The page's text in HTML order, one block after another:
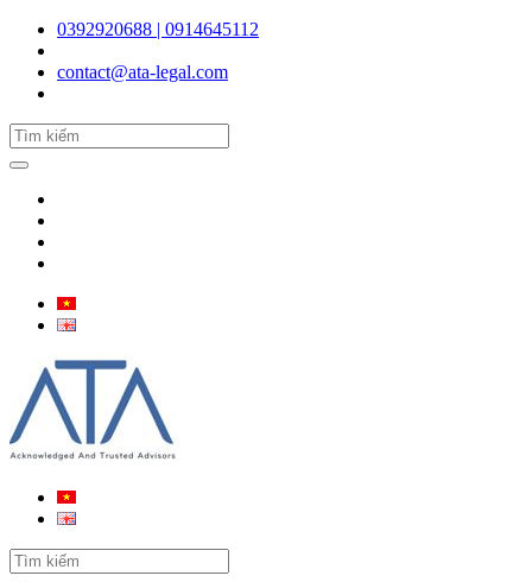
0392920688 | 0914645112
contact@ata-legal.com